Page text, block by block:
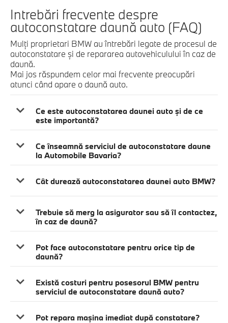
Intrebări frecvente despre
autoconstatare daună auto (FAQ)
Mulți proprietari BMW au întrebări legate de procesul de
autoconstatare și de repararea autovehiculului în caz de
daună.
Mai jos răspundem celor mai frecvente preocupări
atunci când apare o daună auto.
Ce este autoconstatarea daunei auto și de ce
este importantă?
Ce înseamnă serviciul de autoconstatare daune
la Automobile Bavaria?
Cât durează autoconstatarea daunei auto BMW?
Trebuie să merg la asigurator sau să îl contactez,
în caz de daună?
Pot face autoconstatare pentru orice tip de
daună?
Există costuri pentru posesorul BMW pentru
serviciul de autoconstatare daună auto?
Pot repara mașina imediat după constatare?